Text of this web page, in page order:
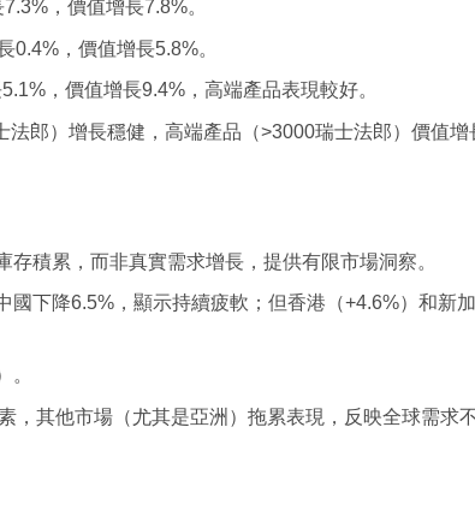
，價值增長7.8%。
0.4%，價值增長5.8%。
，價值增長9.4%，高端產品表現較好。
法郎）增長穩健，高端產品（>3000瑞士法郎）價值
存積累，而非真實需求增長，提供有限市場洞察。
國下降6.5%，顯示持續疲軟；但香港（+4.6%）和新
。
，其他市場（尤其是亞洲）拖累表現，反映全球需求不